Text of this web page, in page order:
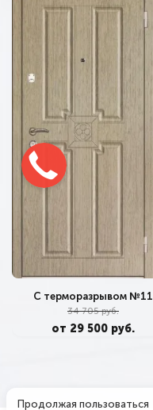
С терморазрывом №11
34 705 руб.
от 29 500 руб.
Продолжая пользоваться